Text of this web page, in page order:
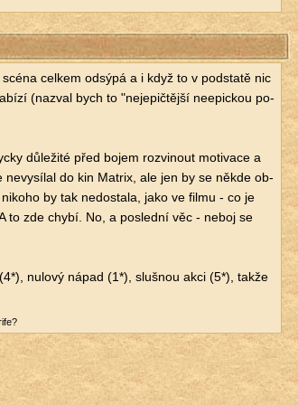
cel­kem od­sý­pá a i když to v pod­sta­tě nic
(na­zval bych to "neje­pič­těj­ší ne­e­pic­kou po­
dů­le­ži­té před bojem roz­vi­nout mo­ti­va­ce a
ne­vy­sí­lal do kin Ma­t­rix, ale jen by se někde ob­
by tak ne­do­sta­la, jako ve filmu - co je
to zde chybí. No, a po­sled­ní věc - neboj se
nu­lo­vý nápad (1*), sluš­nou akci (5*), takže